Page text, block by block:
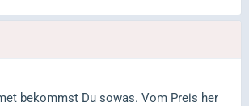
bekommst Du sowas. Vom Preis her